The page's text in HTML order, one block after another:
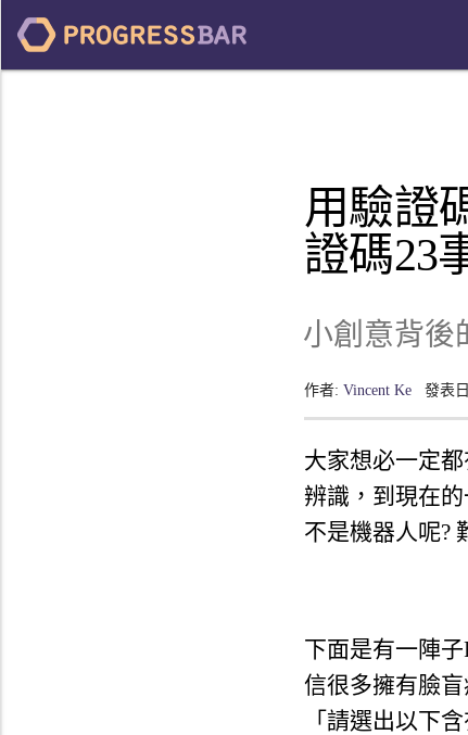
用驗證
證碼23
小創意背後
作者: Vincent Ke 發表
大家想必一定
辨識，到現在
不是機器人呢?
下面是有一陣子
信很多擁有臉
「 請選出以下